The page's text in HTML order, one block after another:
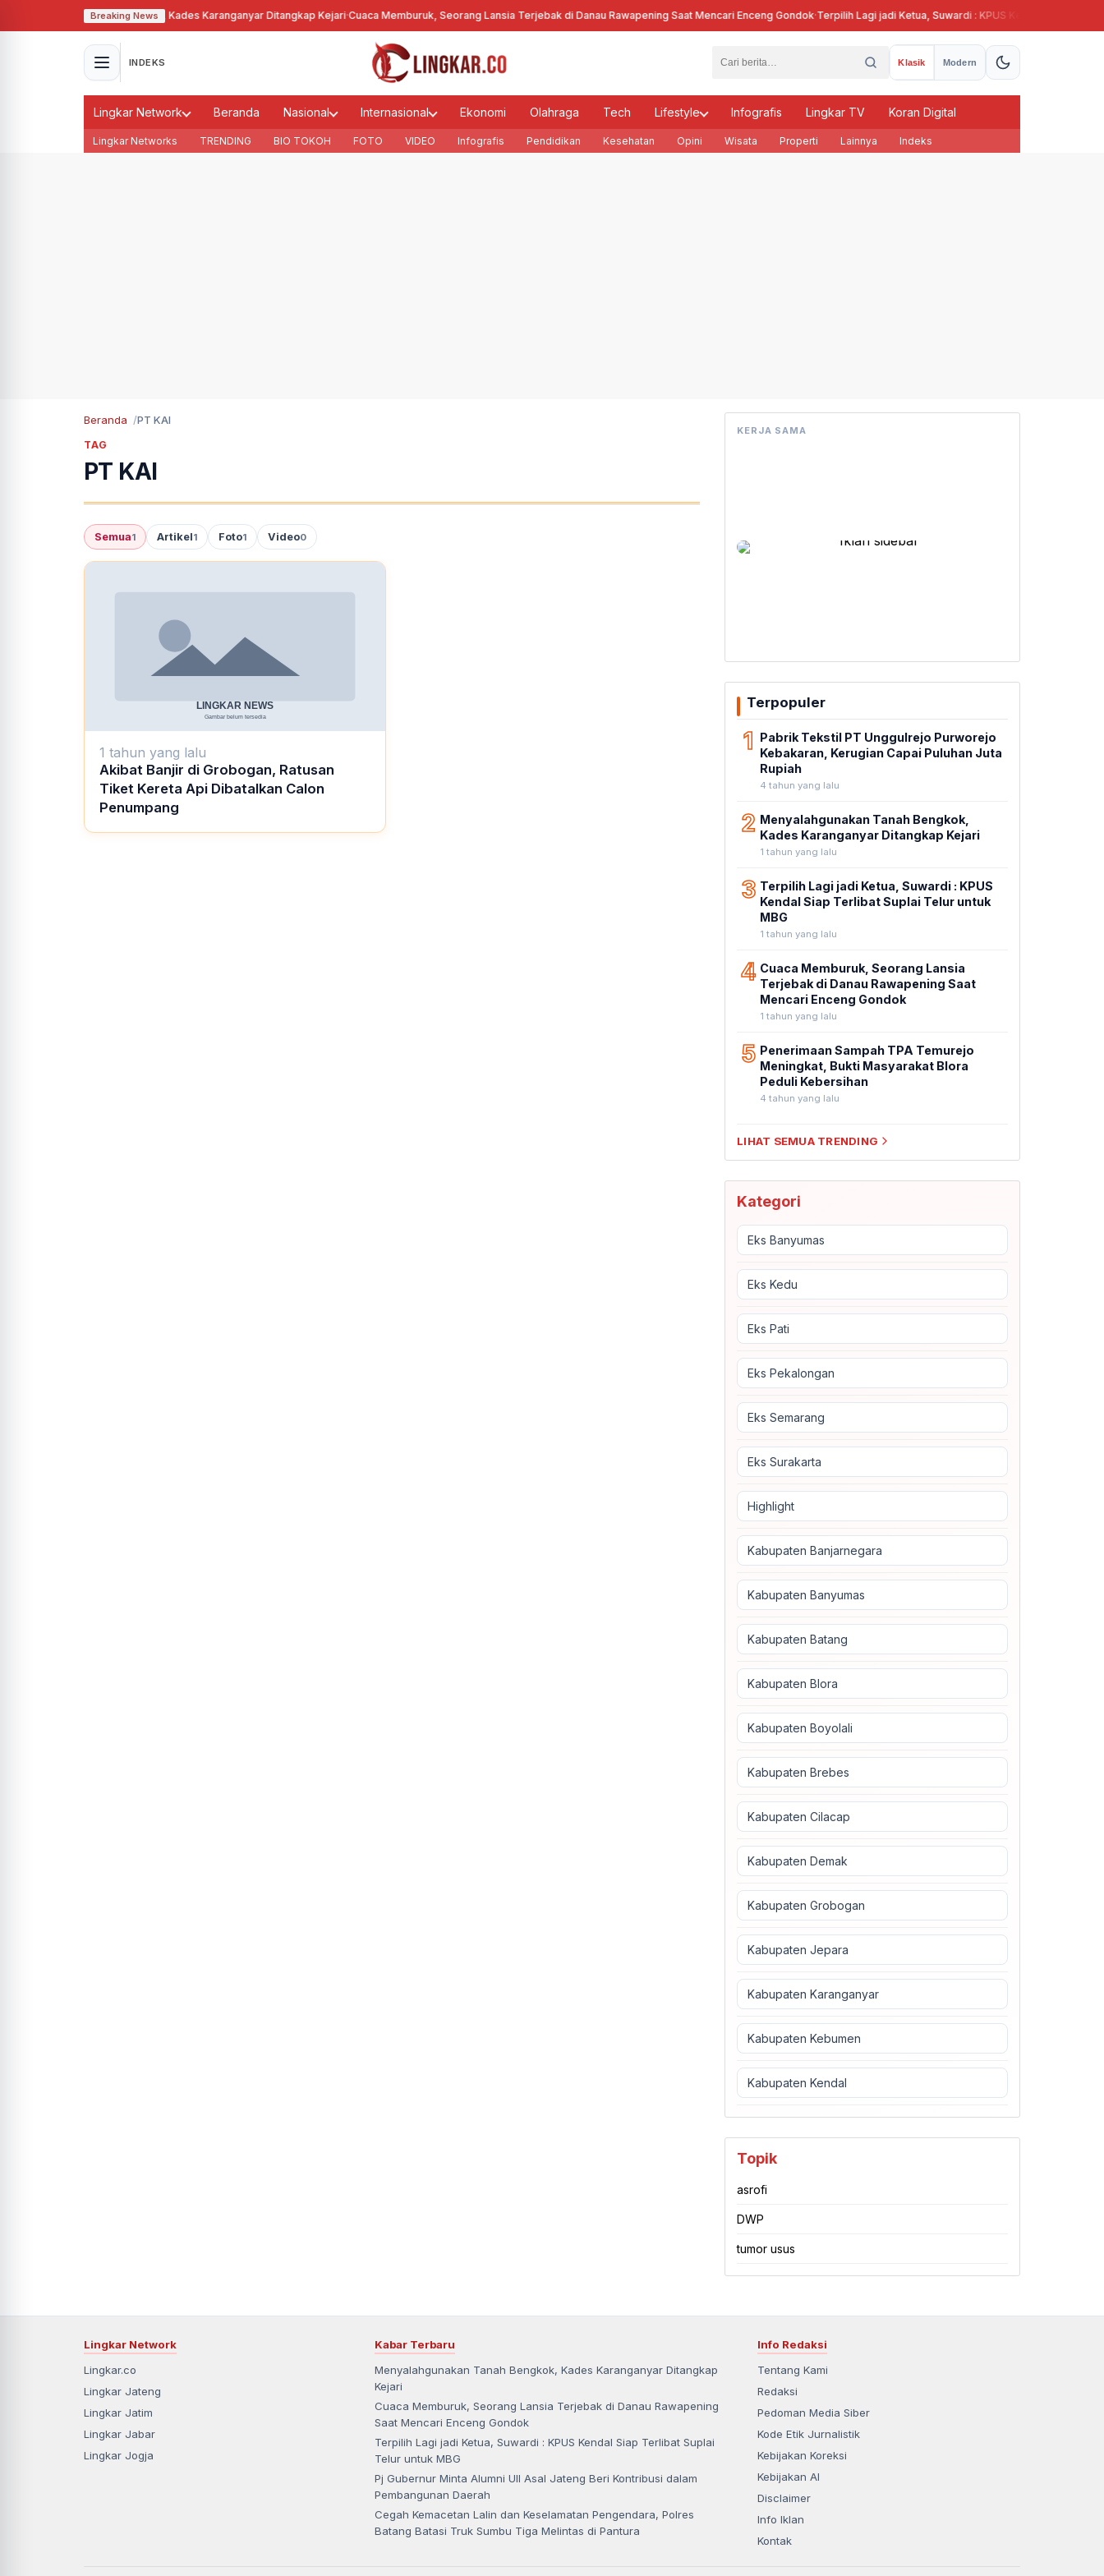
Breaking News
Tanah Bengkok, Kades Karanganyar Ditangkap Kejari·Cuaca Memburuk, Seorang Lansia Terjebak di Danau Rawapening Saat Mencari Enceng Gondok·Terpilih Lagi jadi Ketua, Suwardi : KPUS Kendal Siap Terlibat
INDEKS Klasik Modern
Lingkar Network Beranda Nasional Internasional Ekonomi Olahraga Tech Lifestyle Infografis Lingkar TV Koran Digital
Lingkar Networks TRENDING BIO TOKOH FOTO VIDEO Infografis Pendidikan Kesehatan Opini Wisata Properti Lainnya Indeks
Beranda PT KAI
TAG
PT KAI
Semua1 Artikel1 Foto1 Video0
1 tahun yang lalu
Akibat Banjir di Grobogan, Ratusan
Tiket Kereta Api Dibatalkan Calon
Penumpang
KERJA SAMA
Terpopuler
1 Pabrik Tekstil PT Unggulrejo Purworejo
Kebakaran, Kerugian Capai Puluhan Juta
Rupiah
4 tahun yang lalu
2 Menyalahgunakan Tanah Bengkok,
Kades Karanganyar Ditangkap Kejari
1 tahun yang lalu
3 Terpilih Lagi jadi Ketua, Suwardi : KPUS
Kendal Siap Terlibat Suplai Telur untuk
MBG
1 tahun yang lalu
4 Cuaca Memburuk, Seorang Lansia
Terjebak di Danau Rawapening Saat
Mencari Enceng Gondok
1 tahun yang lalu
5 Penerimaan Sampah TPA Temurejo
Meningkat, Bukti Masyarakat Blora
Peduli Kebersihan
4 tahun yang lalu
LIHAT SEMUA TRENDING
Kategori
Eks Banyumas
Eks Kedu
Eks Pati
Eks Pekalongan
Eks Semarang
Eks Surakarta
Highlight
Kabupaten Banjarnegara
Kabupaten Banyumas
Kabupaten Batang
Kabupaten Blora
Kabupaten Boyolali
Kabupaten Brebes
Kabupaten Cilacap
Kabupaten Demak
Kabupaten Grobogan
Kabupaten Jepara
Kabupaten Karanganyar
Kabupaten Kebumen
Kabupaten Kendal
Topik
asrofi
DWP
tumor usus
Lingkar Network
Lingkar.co
Lingkar Jateng
Lingkar Jatim
Lingkar Jabar
Lingkar Jogja
Kabar Terbaru
Menyalahgunakan Tanah Bengkok, Kades Karanganyar Ditangkap
Kejari
Cuaca Memburuk, Seorang Lansia Terjebak di Danau Rawapening
Saat Mencari Enceng Gondok
Terpilih Lagi jadi Ketua, Suwardi : KPUS Kendal Siap Terlibat Suplai
Telur untuk MBG
Pj Gubernur Minta Alumni UII Asal Jateng Beri Kontribusi dalam
Pembangunan Daerah
Cegah Kemacetan Lalin dan Keselamatan Pengendara, Polres
Batang Batasi Truk Sumbu Tiga Melintas di Pantura
Info Redaksi
Tentang Kami
Redaksi
Pedoman Media Siber
Kode Etik Jurnalistik
Kebijakan Koreksi
Kebijakan AI
Disclaimer
Info Iklan
Kontak